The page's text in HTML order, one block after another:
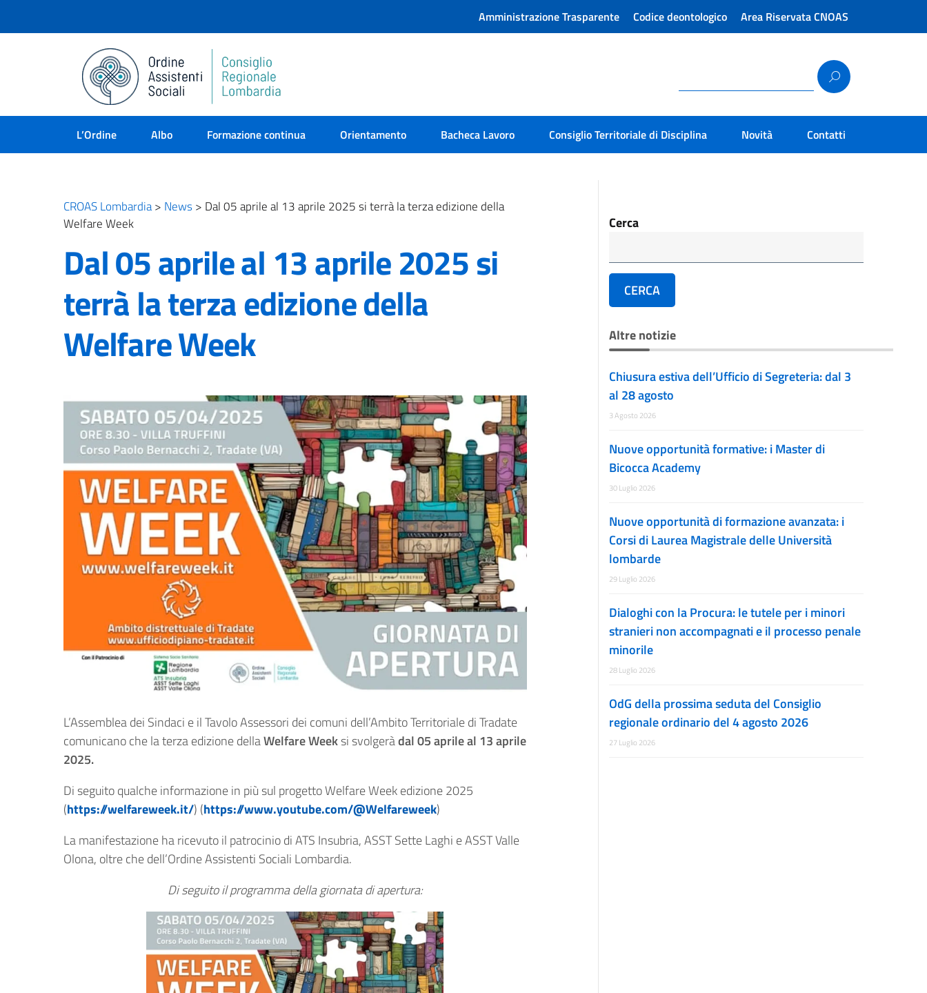
Amministrazione Trasparente Codice deontologico Area Riservata CNOAS
L’Ordine Albo Formazione continua Orientamento Bacheca Lavoro Consiglio Territoriale di Disciplina Novità Contatti
CROAS Lombardia> News > Dal 05 aprile al 13 aprile 2025 si terrà la terza edizione della
Welfare Week
Dal 05 aprile al 13 aprile 2025 si
terrà la terza edizione della
Welfare Week
L’Assemblea dei Sindaci e il Tavolo Assessori dei comuni dell’Ambito Territoriale di Tradate
comunicano che la terza edizione dellaWelfare Weeksi svolgeràdal 05 aprile al 13 aprile
2025.
Di seguito qualche informazione in più sul progetto Welfare Week edizione 2025
(https://welfareweek.it/) (https://www.youtube.com/@Welfareweek)
La manifestazione ha ricevuto il patrocinio di ATS Insubria, ASST Sette Laghi e ASST Valle
Olona, oltre che dell’Ordine Assistenti Sociali Lombardia.
Di seguito il programma della giornata di apertura:
Cerca
CERCA
Altre notizie
Chiusura estiva dell’Ufficio di Segreteria: dal 3
al 28 agosto
3 Agosto 2026
Nuove opportunità formative: i Master di
Bicocca Academy
30 Luglio 2026
Nuove opportunità di formazione avanzata: i
Corsi di Laurea Magistrale delle Università
lombarde
29 Luglio 2026
Dialoghi con la Procura: le tutele per i minori
stranieri non accompagnati e il processo penale
minorile
28 Luglio 2026
OdG della prossima seduta del Consiglio
regionale ordinario del 4 agosto 2026
27 Luglio 2026